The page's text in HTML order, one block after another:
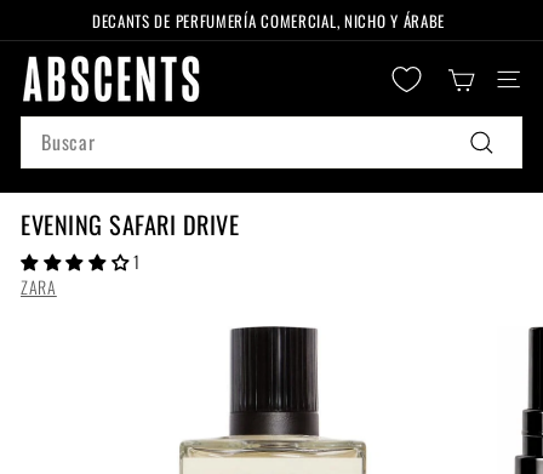
directamente
contenido
diapositivas
DECANTS DE PERFUMERÍA COMERCIAL, NICHO Y ÁRABE
A
B
S
C
E
N
T
S
Search
Buscar
EVENING SAFARI DRIVE
1
ZARA